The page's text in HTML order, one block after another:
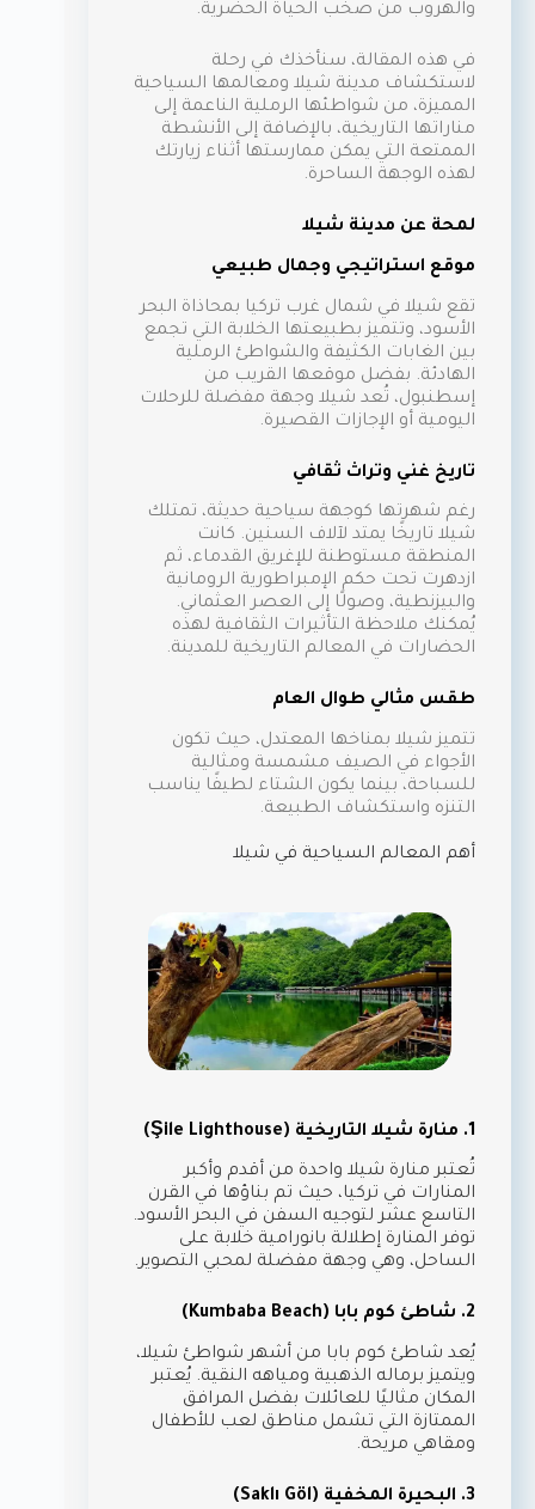
والهروب من صخب الحياة الحضرية.
في هذه المقالة، سنأخذك في رحلة
لاستكشاف مدينة شيلا ومعالمها السياحية
المميزة، من شواطئها الرملية الناعمة إلى
مناراتها التاريخية، بالإضافة إلى الأنشطة
الممتعة التي يمكن ممارستها أثناء زيارتك
لهذه الوجهة الساحرة.
لمحة عن مدينة شيلا
موقع استراتيجي وجمال طبيعي
تقع شيلا في شمال غرب تركيا بمحاذاة البحر
الأسود، وتتميز بطبيعتها الخلابة التي تجمع
بين الغابات الكثيفة والشواطئ الرملية
الهادئة. بفضل موقعها القريب من
إسطنبول، تُعد شيلا وجهة مفضلة للرحلات
اليومية أو الإجازات القصيرة.
تاريخ غني وتراث ثقافي
رغم شهرتها كوجهة سياحية حديثة، تمتلك
شيلا تاريخًا يمتد لآلاف السنين. كانت
المنطقة مستوطنة للإغريق القدماء، ثم
ازدهرت تحت حكم الإمبراطورية الرومانية
والبيزنطية، وصولًا إلى العصر العثماني.
يُمكنك ملاحظة التأثيرات الثقافية لهذه
الحضارات في المعالم التاريخية للمدينة.
طقس مثالي طوال العام
تتميز شيلا بمناخها المعتدل، حيث تكون
الأجواء في الصيف مشمسة ومثالية
للسباحة، بينما يكون الشتاء لطيفًا يناسب
التنزه واستكشاف الطبيعة.
أهم المعالم السياحية في شيلا
1. منارة شيلا التاريخية (Şile Lighthouse)
تُعتبر منارة شيلا واحدة من أقدم وأكبر
المنارات في تركيا، حيث تم بناؤها في القرن
التاسع عشر لتوجيه السفن في البحر الأسود.
توفر المنارة إطلالة بانورامية خلابة على
الساحل، وهي وجهة مفضلة لمحبي التصوير.
2. شاطئ كوم بابا (Kumbaba Beach)
يُعد شاطئ كوم بابا من أشهر شواطئ شيلا،
ويتميز برماله الذهبية ومياهه النقية. يُعتبر
المكان مثاليًا للعائلات بفضل المرافق
الممتازة التي تشمل مناطق لعب للأطفال
ومقاهي مريحة.
3. البحيرة المخفية (Saklı Göl)